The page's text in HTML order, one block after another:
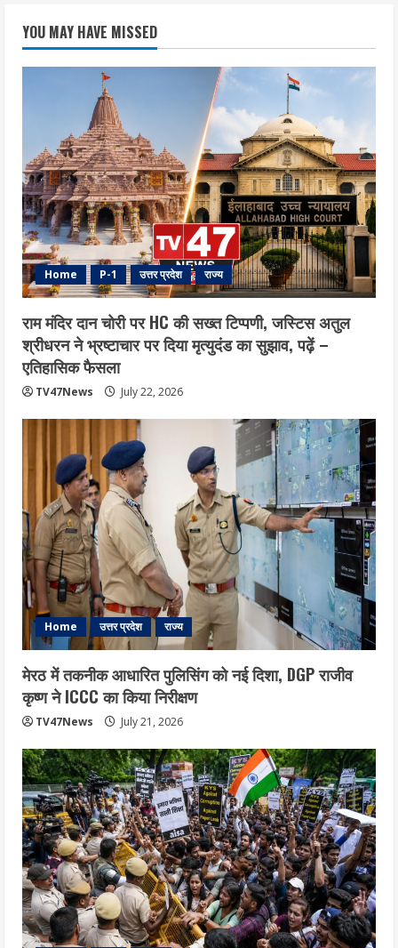
YOU MAY HAVE MISSED
Home P-1 उत्तर प्रदेश राज्य
राम मंदिर दान चोरी पर HC की सख्त टिप्पणी, जस्टिस अतुल
श्रीधरन ने भ्रष्टाचार पर द‍िया मृत्युदंड का सुझाव, पढ़ें –
एत‍िहास‍िक फैसला
TV47News July 22, 2026
Home उत्तर प्रदेश राज्य
मेरठ में तकनीक आधारित पुलिसिंग को नई दिशा, DGP राजीव
कृष्ण ने ICCC का किया निरीक्षण
TV47News July 21, 2026